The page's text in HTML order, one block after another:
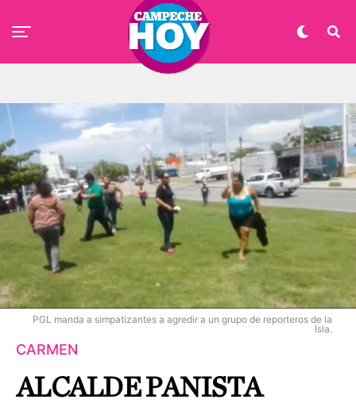
PGL manda a simpatizantes a agredir a un grupo de reporteros de la
Isla.
CARMEN
ALCALDE PANISTA